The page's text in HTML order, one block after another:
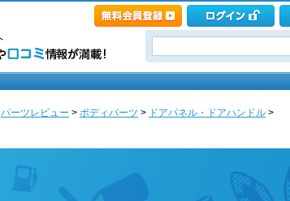
パーツレビュー > ボディパーツ > ドアパネル・ドアハンドル >